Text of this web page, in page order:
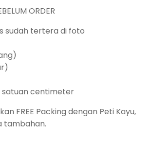
ORDER
sudah tertera di foto
satuan centimeter
FREE Packing dengan Peti Kayu,
tambahan.